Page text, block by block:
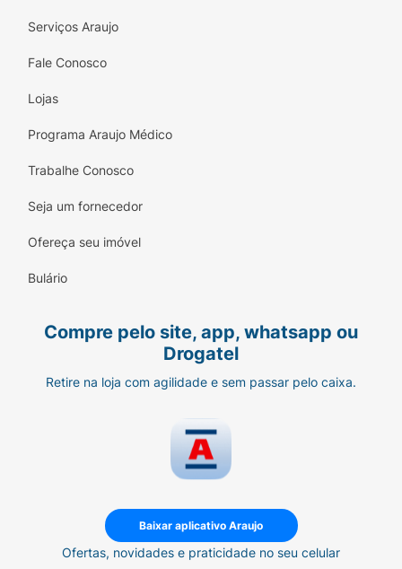
Serviços Araujo
Fale Conosco
Lojas
Programa Araujo Médico
Trabalhe Conosco
Seja um fornecedor
Ofereça seu imóvel
Bulário
Compre pelo site, app, whatsapp ou
Drogatel
Retire na loja com agilidade e sem passar pelo caixa.
Baixar aplicativo Araujo
Ofertas, novidades e praticidade no seu celular